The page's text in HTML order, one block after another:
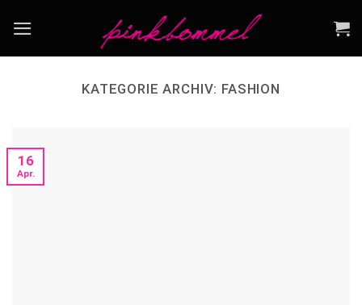
KATEGORIE ARCHIV: FASHION
16
Apr.